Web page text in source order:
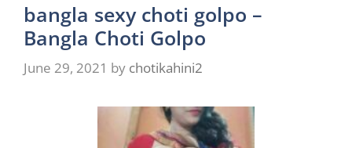
bangla sexy choti golpo –
Bangla Choti Golpo
June 29, 2021 by chotikahini2